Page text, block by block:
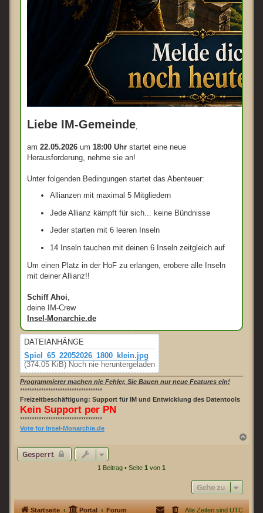
Liebe IM-Gemeinde
am 22.05.2026 um 18:00 Uhr startet eine neue
Herausforderung, nehme sie an!
Unter folgenden Bedingungen startet das Abenteuer:
Allianzen mit maximal 5 Mitgliedern
Jede Allianz kämpft für sich... keine Bündnisse
Jeder starten mit 6 leeren Inseln
14 Inseln tauchen mit deinen 6 Inseln zeitgleich auf
Um einen Platz in der HoF zu erlangen, erobere alle Inseln
mit deiner Allianz!!
Schiff Ahoi
deine IM-Crew
Insel-Monarchie.de
DATEIANHÄNGE
Spiel_65_22052026_1800_klein.jpg
(374.05 KiB) Noch nie heruntergeladen
Programmierer machen nie Fehler, Sie Bauen nur neue Features ein!
***********************************
Freizeitbeschäftigung: Support für IM und Entwicklung des Datentools
Kein Support per PN
***********************************
Vote for Insel-Monarchie.de
Gesperrt
1 Beitrag • Seite 1 von 1
Gehe zu
Startseite Portal Forum Alle Zeiten sind UTC